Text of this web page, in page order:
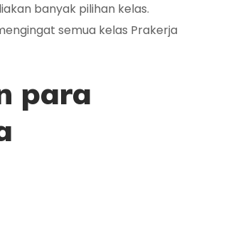
banyak pilihan kelas.
semua kelas Prakerja
para